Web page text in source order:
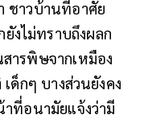
ชาวบ้านที่อาศัย
งไม่ทราบถึงผลก
ารพิษจากเหมือง
ด็กๆ บางส่วนยังคง
าที่อนามัยแจ้งว่ามี